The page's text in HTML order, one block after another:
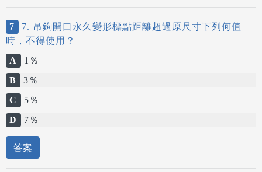
7
7. 吊鉤開口永久變形標點距離超過原尺寸下列何值
時，不得使用？
A
1％
B
3％
C
5％
D
7％
答案